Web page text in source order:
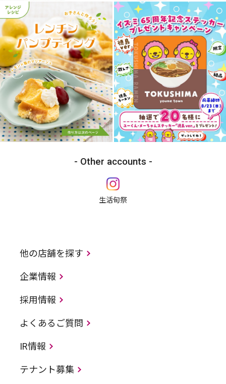
Other accounts
生活旬祭
他の店舗を探す
企業情報
採用情報
よくあるご質問
IR情報
テナント募集